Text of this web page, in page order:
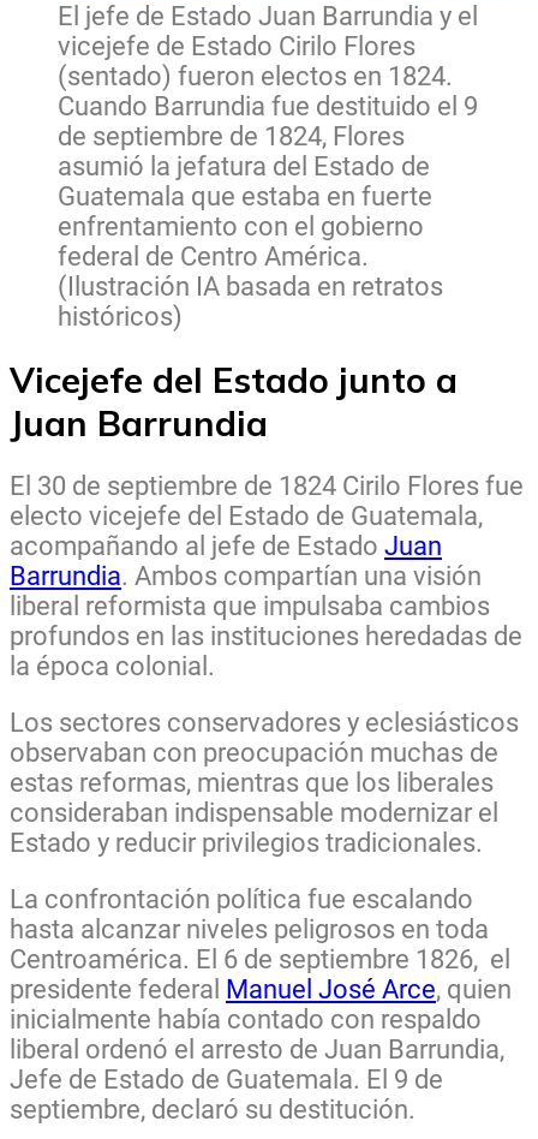
El jefe de Estado Juan Barrundia y el
vicejefe de Estado Cirilo Flores
(sentado) fueron electos en 1824.
Cuando Barrundia fue destituido el 9
de septiembre de 1824, Flores
asumió la jefatura del Estado de
Guatemala que estaba en fuerte
enfrentamiento con el gobierno
federal de Centro América.
(Ilustración IA basada en retratos
históricos)
Vicejefe del Estado junto a
Juan Barrundia
El 30 de septiembre de 1824 Cirilo Flores fue
electo vicejefe del Estado de Guatemala,
acompañando al jefe de Estado Juan
Barrundia. Ambos compartían una visión
liberal reformista que impulsaba cambios
profundos en las instituciones heredadas de
la época colonial.
Los sectores conservadores y eclesiásticos
observaban con preocupación muchas de
estas reformas, mientras que los liberales
consideraban indispensable modernizar el
Estado y reducir privilegios tradicionales.
La confrontación política fue escalando
hasta alcanzar niveles peligrosos en toda
Centroamérica. El 6 de septiembre 1826, el
presidente federal Manuel José Arce, quien
inicialmente había contado con respaldo
liberal ordenó el arresto de Juan Barrundia,
Jefe de Estado de Guatemala. El 9 de
septiembre, declaró su destitución.